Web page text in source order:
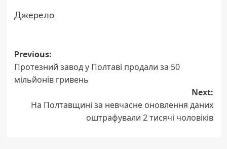
Джерело
Post
navigation
Previous:
Протезний завод у Полтаві продали за 50
мільйонів гривень
Next:
На Полтавщині за невчасне оновлення даних
оштрафували 2 тисячі чоловіків